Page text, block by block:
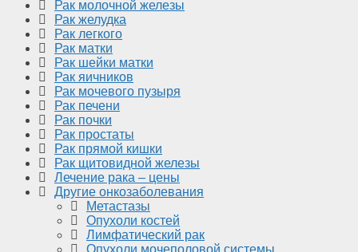
Рак молочной железы
Рак желудка
Рак легкого
Рак матки
Рак шейки матки
Рак яичников
Рак мочевого пузыря
Рак печени
Рак почки
Рак простаты
Рак прямой кишки
Рак щитовидной железы
Лечение рака – цены
Другие онкозаболевания
Метастазы
Опухоли костей
Лимфатический рак
Опухоли мочеполовой системы